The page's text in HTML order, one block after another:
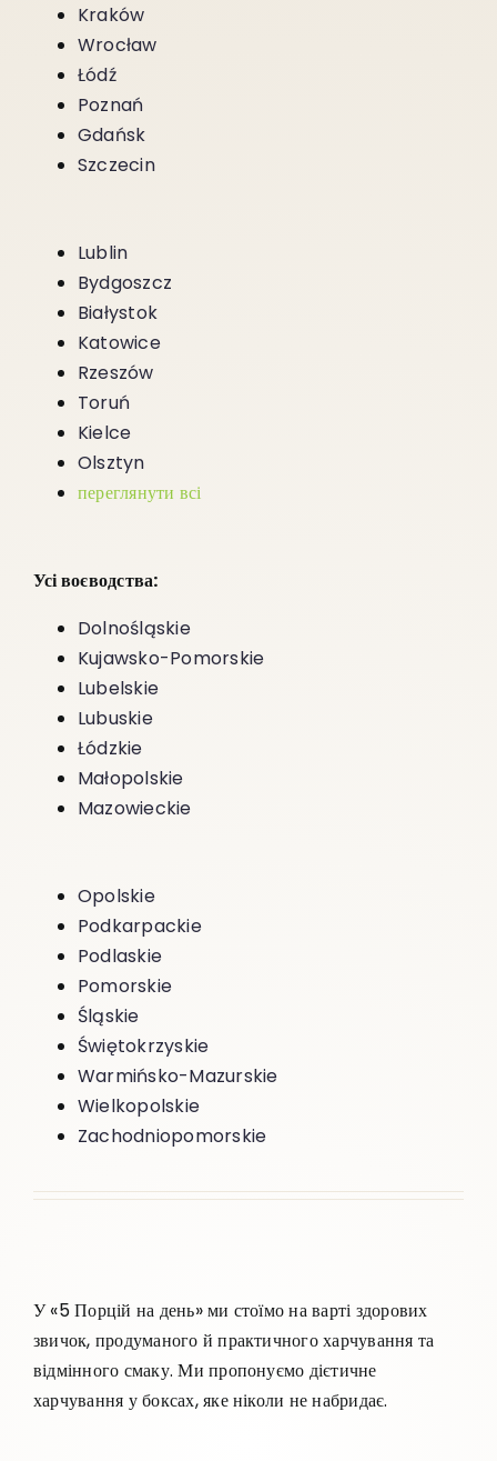
Kraków
Wrocław
Łódź
Poznań
Gdańsk
Szczecin
Lublin
Bydgoszcz
Białystok
Katowice
Rzeszów
Toruń
Kielce
Olsztyn
переглянути всі
Усі воєводства:
Dolnośląskie
Kujawsko-Pomorskie
Lubelskie
Lubuskie
Łódzkie
Małopolskie
Mazowieckie
Opolskie
Podkarpackie
Podlaskie
Pomorskie
Śląskie
Świętokrzyskie
Warmińsko-Mazurskie
Wielkopolskie
Zachodniopomorskie
У «5 Порцій на день» ми стоїмо на варті здорових
звичок, продуманого й практичного харчування та
відмінного смаку. Ми пропонуємо дієтичне
харчування у боксах, яке ніколи не набридає.